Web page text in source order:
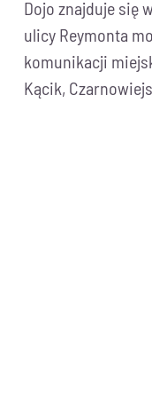
Dojo znajduje się
ulicy Reymonta
komunikacji
Kącik,